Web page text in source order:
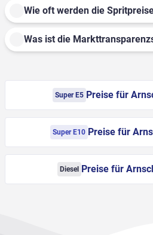
Wie oft werden die
Was ist die
Super E5 Preise für
Super E10 Preise für
Diesel Preise für